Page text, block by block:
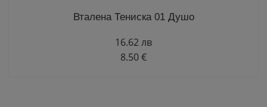
Вталена Тениска 01 Душо
16.62 лв
8.50 €